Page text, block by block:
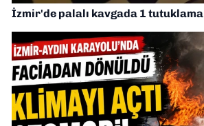
İzmir'de palalı kavgada 1 tutuklama